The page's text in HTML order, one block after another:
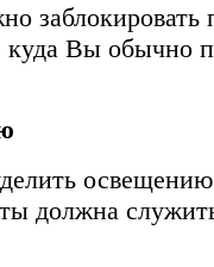
заблокировать
куда Вы обычно
должна